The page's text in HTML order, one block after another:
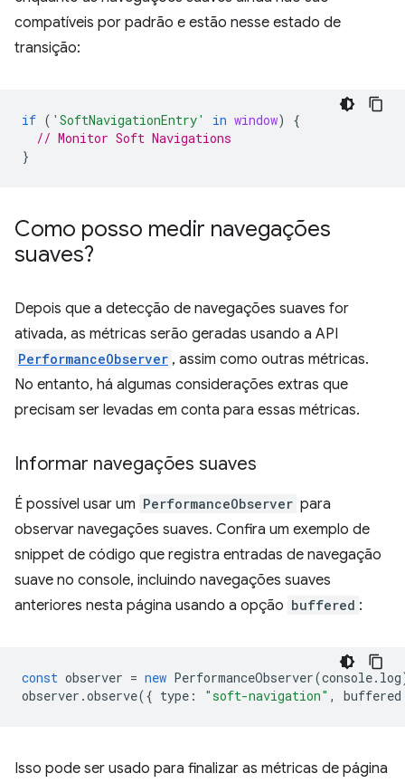
compatíveis por padrão e estão nesse estado de
transição:
if ( 'SoftNavigationEntry' in window)
{
// Monitor Soft Navigations
}
Como posso medir navegações
suaves?
Depois que a detecção de navegações suaves for
ativada, as métricas serão geradas usando a API
PerformanceObserver , assim como outras métricas.
No entanto, há algumas considerações extras que
precisam ser levadas em conta para essas métricas.
Informar navegações suaves
É possível usar um PerformanceObserver para
observar navegações suaves. Confira um exemplo de
snippet de código que registra entradas de navegação
suave no console, incluindo navegações suaves
anteriores nesta página usando a opção buffered :
const observer = new PerformanceObserver(console. log
observer .observe({ type : "soft-navigation" , buffered
Isso pode ser usado para finalizar as métricas de página